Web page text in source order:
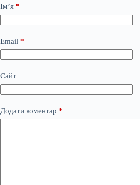
Ім’я *
Email *
Сайт
Додати коментар *